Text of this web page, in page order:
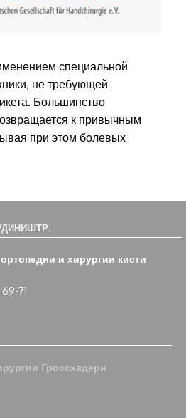
специальной
не требующей
Большинство
к привычным
при этом болевых
и хирургии кисти
71
Гроссхадерн